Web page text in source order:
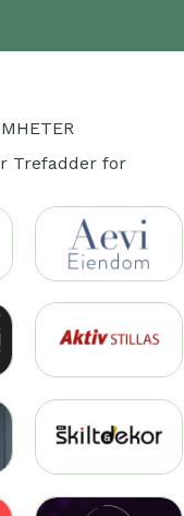
Trefadder for